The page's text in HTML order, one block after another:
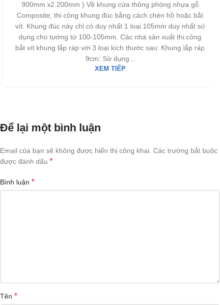
900mm x2.200mm ) Về khung cửa thông phòng nhựa gỗ
Composite, thi công khung đúc bằng cách chèn hồ hoặc bắt
vít. Khung đúc này chỉ có duy nhất 1 loại 105mm duy nhất sử
dụng cho tường từ 100-105mm. Các nhà sản xuất thi công
bắt vít khung lắp ráp với 3 loại kích thước sau: Khung lắp ráp
9cm: Sử dụng...
XEM TIẾP
Để lại một bình luận
Email của bạn sẽ không được hiển thị công khai. Các trường bắt buộc
được đánh dấu *
Bình luận *
Tên *